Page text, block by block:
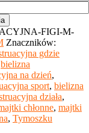
FIGI-M-
Znaczników:
gdzie
bielizna
na dzień,
sport, bielizna
działa,
chłonne, majtki
, Tymoszku